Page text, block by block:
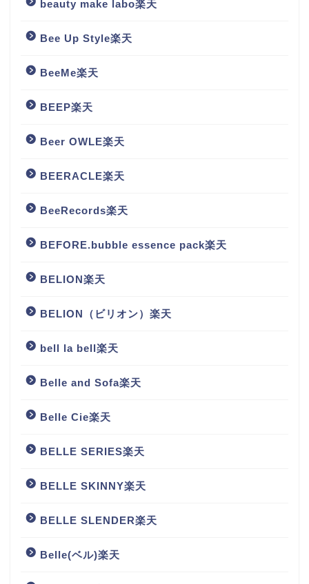
beauty make labo楽天
Bee Up Style楽天
BeeMe楽天
BEEP楽天
Beer OWLE楽天
BEERACLE楽天
BeeRecords楽天
BEFORE.bubble essence pack楽天
BELION楽天
BELION（ビリオン）楽天
bell la bell楽天
Belle and Sofa楽天
Belle Cie楽天
BELLE SERIES楽天
BELLE SKINNY楽天
BELLE SLENDER楽天
Belle(ベル)楽天